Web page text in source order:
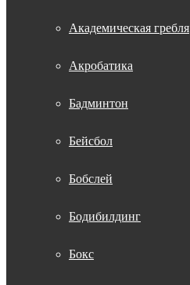
Академическая гребля
Акробатика
Бадминтон
Бейсбол
Бобслей
Бодибилдинг
Бокс